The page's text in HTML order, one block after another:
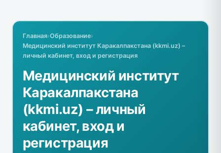
Главная›Образование›
Медицинский институт Каракалпакстана (kkmi.uz) –
личный кабинет, вход и регистрация
Медицинский институт
Каракалпакстана
(kkmi.uz) – личный
кабинет, вход и
регистрация